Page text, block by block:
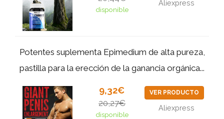
disponible
Aliexpress
Potentes suplementa Epimedium de alta pureza,
pastilla para la erección de la ganancia orgánica...
9,32€
20,27€
disponible
VER PRODUCTO
Aliexpress